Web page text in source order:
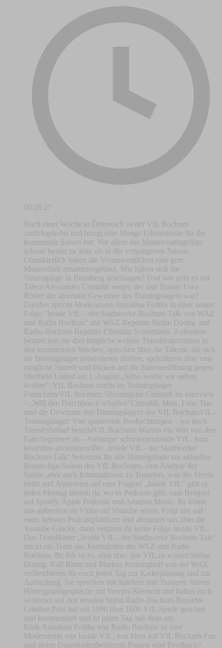
00:26:27
Nach einer Woche in Österreich ist der VfL Bochum
zurückgekehrt und bringt eine Menge Erkenntnisse für die
kommende Saison mit. Vor allem das Mannschaftsgefüge
scheint besser zu sein, als in der vergangenen Saison.
Charakterlich haben die Verantwortlichen eine gute
Mannschaft zusammengebaut. Wie haben sich die
Neuzugänge in Bramberg geschlagen? Und wie geht es mit
Talent Alessandro Crimaldi weiter, der laut Trainer Uwe
Rösler der absoluter Gewinner des Trainingslagers war?
Darüber spricht Moderatorin Annalena Fedtke in einer neuen
Folge "Inside VfL – der Stadtwerke-Bochum-Talk von WAZ
und Radio Bochum" mit WAZ-Reporter Stefan Döring und
Radio-Bochum-Reporter Christian Schürmann. Außerdem
besprechen die drei mögliche weitere Transferaktivitäten in
den kommenden Wochen, sprechen über die Talente, die sich
im Trainingslager präsentieren dürften, spekulieren über eine
mögliche Startelf und blicken auf die Saisoneröffnung gegen
Sheffield United am 1. August.„Sehe, wofür wir stehen
wollen“: VfL Bochum macht im Trainingslager
FortschritteVfL Bochum: Shootingstar Crimaldi im Interview
– „Will den Durchbruch schaffen“Crimaldi, Mets, Fans: Das
sind die Gewinner des Trainingslagers des VfL BochumVfL-
Trainingslager: Vier spannende Beobachtungen – wo noch
Transferbedarf bestehtVfL Bochum: Warum ein Wirt von den
Fans begeistert ist – Anhänger schwärmenInside VfL: Jetzt
kostenlos abonnieren!Bei „Inside VfL - der Stadtwerke
Bochum-Talk“ bekommt Ihr alle Hintergründe zur aktuellen
Bundesliga-Saison des VfL Bochums, eine Analyse der
Spiele, aber auch Informationen zu Transfers, was der Verein
treibt und Antworten auf eure Fragen! „Inside VfL“ gibt es
jeden Montag überall da, wo es Podcasts gibt, zum Beispiel
auf Spotify, Apple Podcasts und Amazon Music. Ihr könnt
uns außerdem im Video auf Youtube sehen. Folgt uns auf
eurer liebsten Podcastplattform und abonniert uns über die
Youtube-Glocke, dann verpasst ihr keine Folge.Inside VfL:
Das TeamHinter „Inside VfL - der Stadtwerke Bochum-Talk“
steckt ein Team aus Journalisten der WAZ und Radio
Bochum. Ihr Job ist es, alles über den VfL zu wissen:Stefan
Döring, Ralf Ritter und Markus Rensinghoff von der WAZ
recherchieren für euch jeden Tag zur Kaderplanung und zur
Aufstellung. Sie sprechen mit Spielern und Trainern, führen
Hintergrundgespräche mit Vereins-Kennern und halten euch
so immer auf den neusten Stand.Radio-Bochum-Reporter
Günther Pohl hat seit 1990 über 1000 VfL-Spiele gesehen
und kommentiert und ist jeden Tag nah dran am
Klub.Annalena Fedtke von Radio Bochum ist eure
Moderatorin von Inside VfL, von klein auf VfL Bochum-Fan
und stolze Dauerkartenbesitzerin.Fragen oder Feedback?